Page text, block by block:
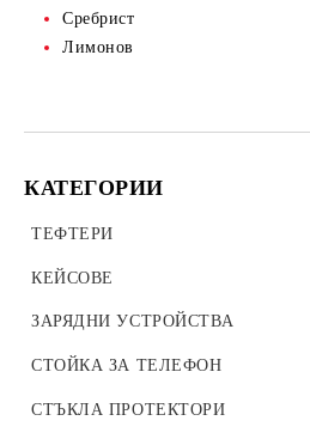
Сребрист
Лимонов
КАТЕГОРИИ
ТЕФТЕРИ
ТЕФТЕРИ ЗА ТАБЛЕТИ
УНИВЕРСАЛНИ КАЛЪФИ
КЕЙСОВЕ
ЗАРЯДНИ УСТРОЙСТВА
ЗАРЯДНИ ЗА ТЕЛЕФОН
АВТО ЗАРЯДНИ УСТРОЙСТВА
СТОЙКА ЗА ТЕЛЕФОН
Стойки за велосипед мотоциклет
СТЪКЛА ПРОТЕКТОРИ